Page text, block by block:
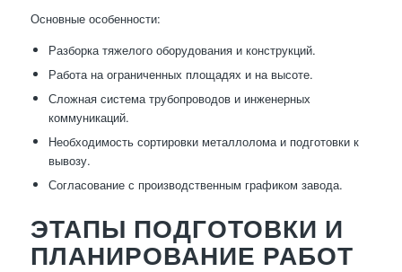
Основные особенности:
Разборка тяжелого оборудования и конструкций.
Работа на ограниченных площадях и на высоте.
Сложная система трубопроводов и инженерных
коммуникаций.
Необходимость сортировки металлолома и подготовки к
вывозу.
Согласование с производственным графиком завода.
ЭТАПЫ ПОДГОТОВКИ И
ПЛАНИРОВАНИЕ РАБОТ